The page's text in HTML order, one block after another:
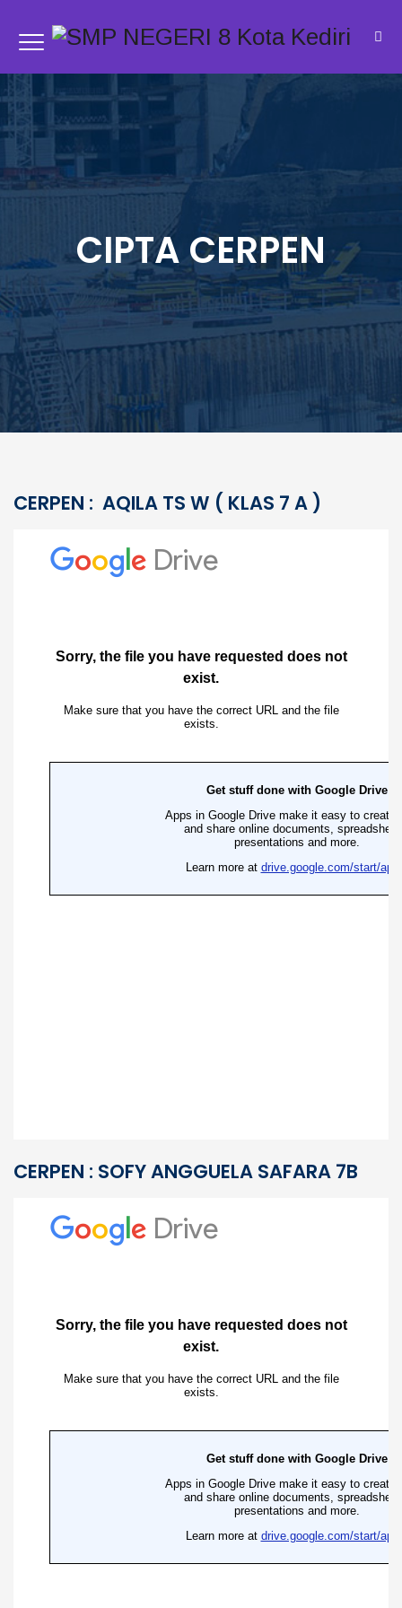
CIPTA CERPEN
CERPEN : AQILA TS W ( KLAS 7 A )
CERPEN : SOFY ANGGUELA SAFARA 7B